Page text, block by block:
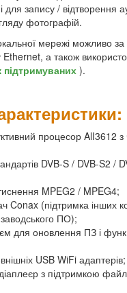
для запису / відтворення
фотографій.
мережі можливо
Ethernet, а також
підтримуваних ).
процесор AlI3612 з
DVB-S / DVB-S2 /
MPEG2 / MPEG4;
Conax (підтримка інших
ПО);
для оновлення ПЗ і
USB WiFi адаптерів;
з підтримкою